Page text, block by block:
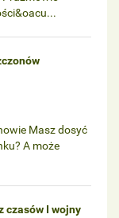
Masz dosyć
A może
czasów I wojny